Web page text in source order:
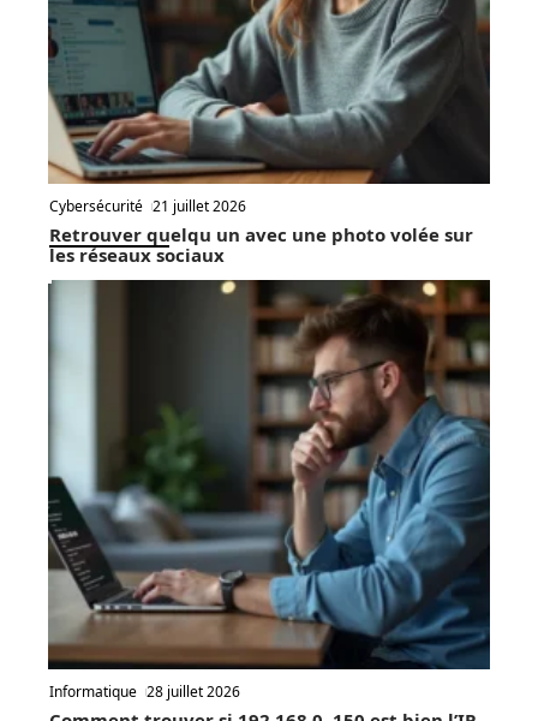
Cybersécurité 21 juillet 2026
Retrouver quelqu un avec une photo volée sur
les réseaux sociaux
Informatique 28 juillet 2026